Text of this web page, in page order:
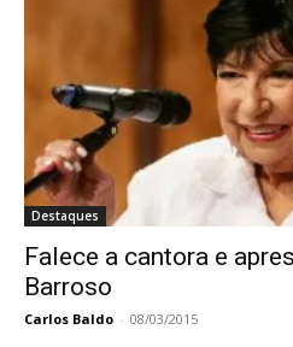
Destaques
Falece a cantora e
Barroso
Carlos Baldo - 08/03/2015